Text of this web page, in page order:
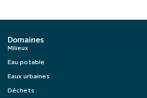
Domaines
Milieux
Eau potable
Eaux urbaines
Déchets